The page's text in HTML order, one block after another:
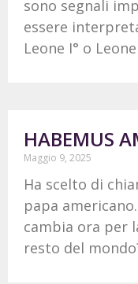
sono segnali
essere
Leone I° o Leone
HABEMUS
Maggio 9, 2025
Ha scelto di
papa
cambia ora per
resto del